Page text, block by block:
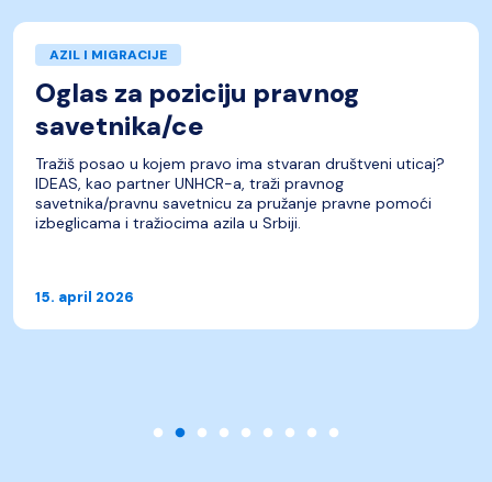
AZIL I MIGRACIJE
Oglas za poziciju pravnog
savetnika/ce
Tražiš posao u kojem pravo ima stvaran društveni uticaj?
IDEAS, kao partner UNHCR-a, traži pravnog
savetnika/pravnu savetnicu za pružanje pravne pomoći
izbeglicama i tražiocima azila u Srbiji.
15. april 2026